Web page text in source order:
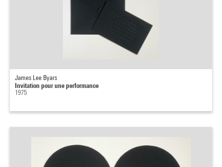
James Lee Byars
Invitation pour une performance
1975